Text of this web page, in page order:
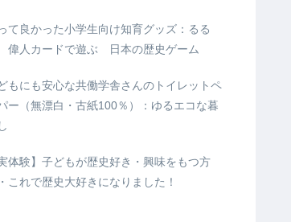
て良かった小学生向け知育グッズ：るる
人カードで遊ぶ 日本の歴史ゲーム
もにも安心な共働学舎さんのトイレットペ
ー（無漂白・古紙100％）：ゆるエコな暮
実体験】子どもが歴史好き・興味をもつ方
これで歴史大好きになりました！